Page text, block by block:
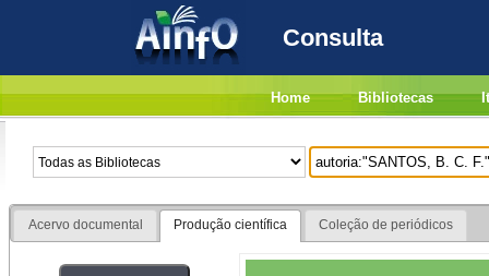
Consulta
Home Bibliotecas
Acervo documental Produção científica Coleção de periódicos